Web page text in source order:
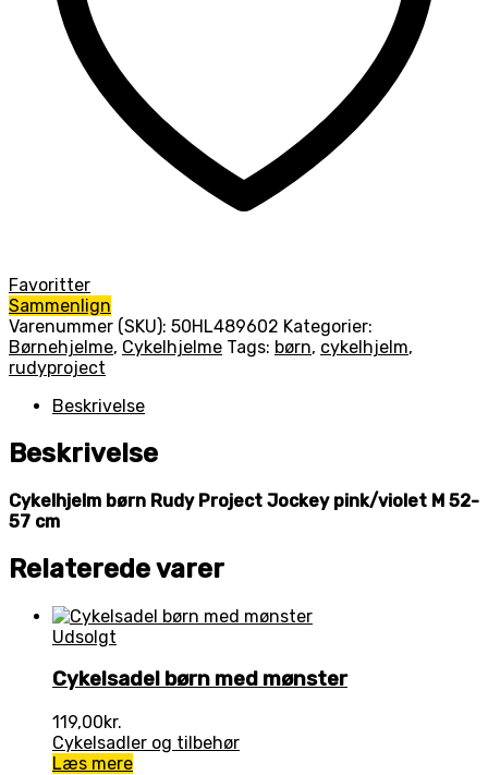
Favoritter
Sammenlign
Varenummer (SKU): 50HL489602 Kategorier:
Børnehjelme, Cykelhjelme Tags: børn, cykelhjelm,
rudyproject
Beskrivelse
Beskrivelse
Cykelhjelm børn Rudy Project Jockey pink/violet M 52-
57 cm
Relaterede varer
Udsolgt
Cykelsadel børn med mønster
119,00kr.
Cykelsadler og tilbehør
Læs mere